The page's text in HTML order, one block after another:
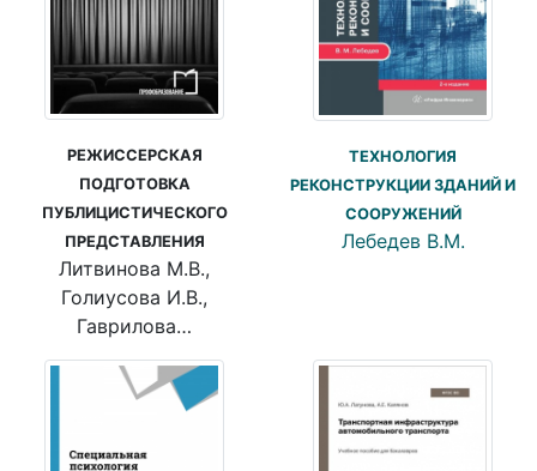
РЕЖИССЕРСКАЯ
ПОДГОТОВКА
ПУБЛИЦИСТИЧЕСКОГО
ПРЕДСТАВЛЕНИЯ
Литвинова М.В.,
Голиусова И.В.,
Гаврилова…
ТЕХНОЛОГИЯ
РЕКОНСТРУКЦИИ ЗДАНИЙ И
СООРУЖЕНИЙ
Лебедев В.М.